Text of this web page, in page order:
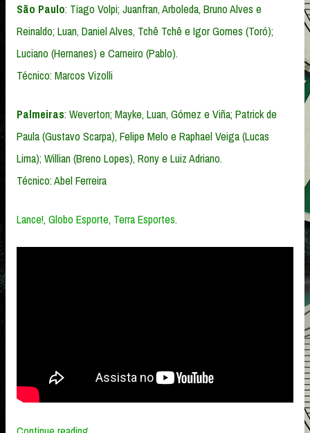
São Paulo: Tiago Volpi; Juanfran, Arboleda, Bruno Alves e
Reinaldo; Luan, Daniel Alves, Tchê Tchê e Igor Gomes (Toró);
Luciano (Hernanes) e Carneiro (Pablo).
Técnico: Marcos Vizolli
Palmeiras: Weverton; Mayke, Luan, Gómez e Viña; Patrick de
Paula (Gustavo Scarpa), Felipe Melo e Raphael Veiga (Lucas
Lima); Willian (Breno Lopes), Rony e Luiz Adriano.
Técnico: Abel Ferreira
Lance!, Globo Esporte, Terra Esportes.